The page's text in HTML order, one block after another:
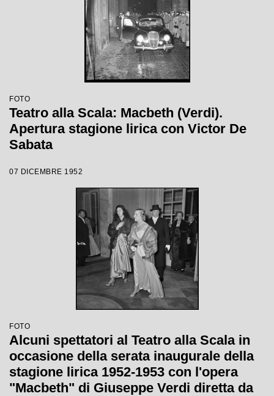
FOTO
Teatro alla Scala: Macbeth (Verdi).
Apertura stagione lirica con Victor De
Sabata
07 DICEMBRE 1952
FOTO
Alcuni spettatori al Teatro alla Scala in
occasione della serata inaugurale della
stagione lirica 1952-1953 con l'opera
"Macbeth" di Giuseppe Verdi diretta da